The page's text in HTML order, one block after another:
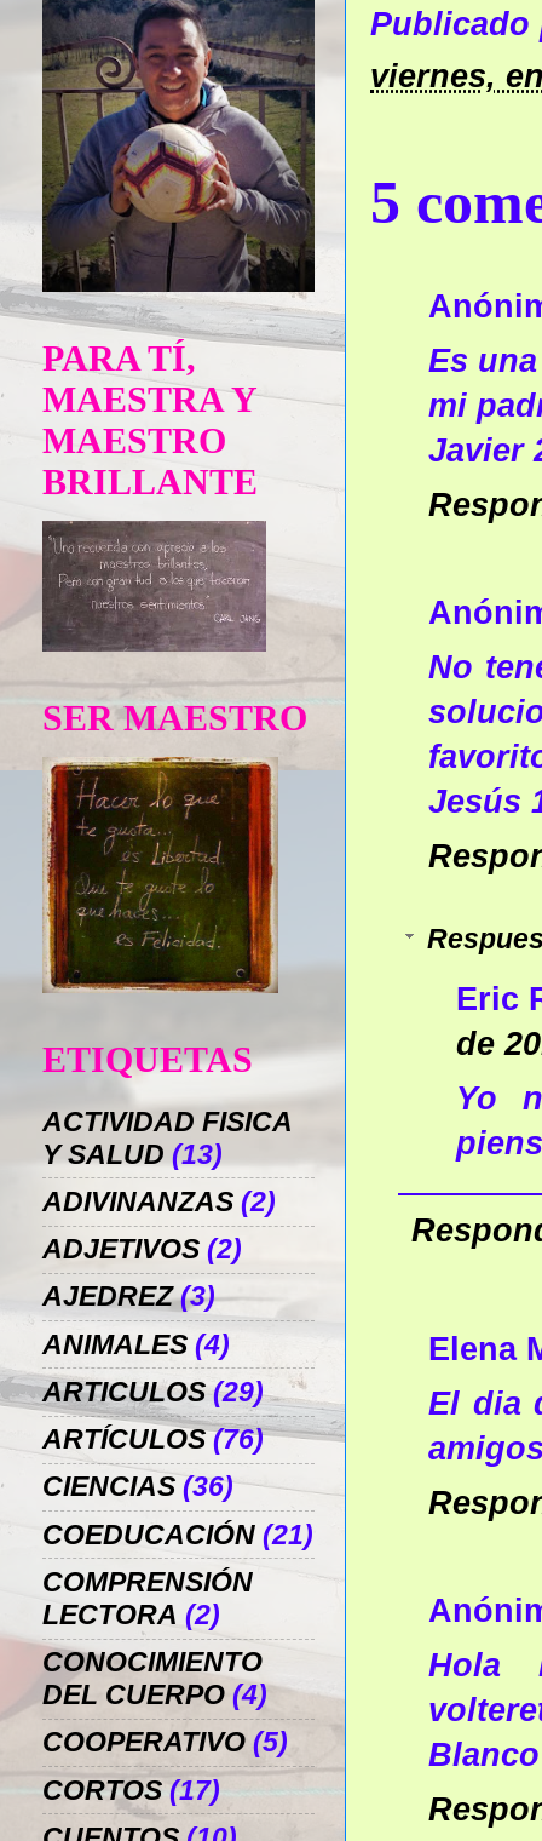
viernes,
5
Es
mi
Javier
No
Jesús
Eric
de
Yo
Elena
El dia
Hola
Blanco
PARA TÍ,
MAESTRA Y
MAESTRO
BRILLANTE
SER MAESTRO
ETIQUETAS
ACTIVIDAD FISICA
Y SALUD (13)
ADIVINANZAS (2)
ADJETIVOS (2)
AJEDREZ (3)
ANIMALES (4)
ARTICULOS (29)
ARTÍCULOS (76)
CIENCIAS (36)
COEDUCACIÓN (21)
COMPRENSIÓN
LECTORA (2)
CONOCIMIENTO
DEL CUERPO (4)
COOPERATIVO (5)
CORTOS (17)